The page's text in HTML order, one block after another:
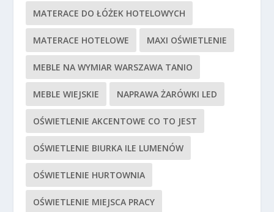
MATERACE DO ŁÓŻEK HOTELOWYCH
MATERACE HOTELOWE MAXI OŚWIETLENIE
MEBLE NA WYMIAR WARSZAWA TANIO
MEBLE WIEJSKIE NAPRAWA ŻARÓWKI LED
OŚWIETLENIE AKCENTOWE CO TO JEST
OŚWIETLENIE BIURKA ILE LUMENÓW
OŚWIETLENIE HURTOWNIA
OŚWIETLENIE MIEJSCA PRACY